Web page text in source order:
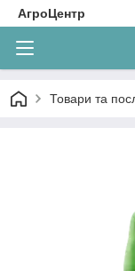
АгроЦентр
Товари та